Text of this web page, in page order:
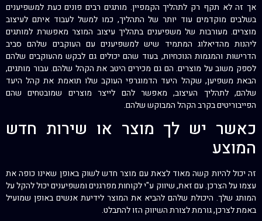
אך זה לא תקף רק לתהליך הקמפיין. מותגים רבים פונים כעת למשפיענים
בשלבים מוקדמים עוד יותר של התהליך, כמו למשל לעבוד איתם לעיצוב
מוצרים. מעורבות של משפיענים בתהליך עיצוב המוצר מאפשרת למותגים
ליהנות מהדיאלוג המתמיד שיש למשפיענים עם העוקבים שלהם סביב
הדרישות והמגמות הנוכחיות, בעוד שהם יכולים גם לבקש מהעוקבים שלהם
לספק משוב על מוצרים. הם גם מכירים היטב את הקהל שלהם. עבור מותגים,
הבאת משפיען, שקהל היעד הדמוגרפי העוקב שלו תואמת את קהל היעד
שלהם, לתהליך העיצוב, מאפשר להם לייצר מוצרים שמובטחים שהם
הפייבוריטים בקרב הקהל המבוקש שלהם.
כאשר יש לך מוצר או שירות חדש
המוצע
זה יכול להיות קשה מאוד לצאת עם מוצר חדש לשוק באופן שאינו כופה את
עצמו על הצרכן. עם זאת, שיווק ע"י לקוחות מפרגנים ומשפיענים יכול להקל על
המותג שלך. היכולת שלהם להביא את המוצר לידיעת אנשים באופן שמועיל
באמת לצרכן, גורמת לצורת השיווק הזו להתבלט.